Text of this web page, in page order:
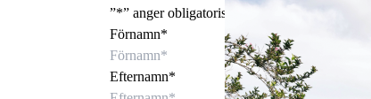
”*” anger obligatoriska fält
Förnamn*
Efternamn*